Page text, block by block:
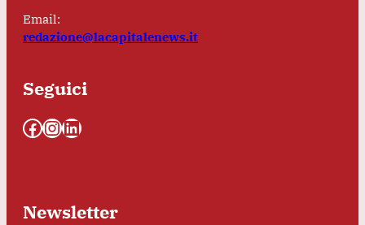
Email:
redazione@lacapitalenews.it
Seguici
Facebook InstagramLinkedIn
Newsletter